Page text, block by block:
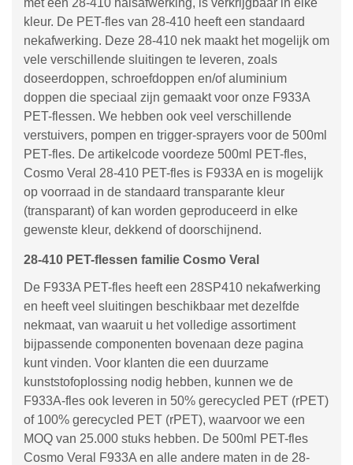
met een 28-410 halsafwerking, is verkrijgbaar in elke
kleur. De PET-fles van 28-410 heeft een standaard
nekafwerking. Deze 28-410 nek maakt het mogelijk om
vele verschillende sluitingen te leveren, zoals
doseerdoppen, schroefdoppen en/of aluminium
doppen die speciaal zijn gemaakt voor onze F933A
PET-flessen. We hebben ook veel verschillende
verstuivers, pompen en trigger-sprayers voor de 500ml
PET-fles. De artikelcode voordeze 500ml PET-fles,
Cosmo Veral 28-410 PET-fles is F933A en is mogelijk
op voorraad in de standaard transparante kleur
(transparant) of kan worden geproduceerd in elke
gewenste kleur, dekkend of doorschijnend.
28-410 PET-flessen familie Cosmo Veral
De F933A PET-fles heeft een 28SP410 nekafwerking
en heeft veel sluitingen beschikbaar met dezelfde
nekmaat, van waaruit u het volledige assortiment
bijpassende componenten bovenaan deze pagina
kunt vinden. Voor klanten die een duurzame
kunststofoplossing nodig hebben, kunnen we de
F933A-fles ook leveren in 50% gerecycled PET (rPET)
of 100% gerecycled PET (rPET), waarvoor we een
MOQ van 25.000 stuks hebben. De 500ml PET-fles
Cosmo Veral F933A en alle andere maten in de 28-